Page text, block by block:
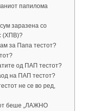
папилома
заразена со
(ХПВ)?
за Папа тестот?
од ПАП тестот?
на ПАП тестот?
не се во ред,
беше „ЛАЖНО